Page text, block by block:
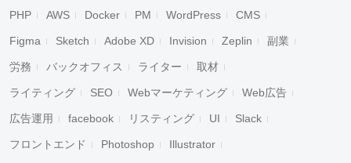
PHP AWS Docker PM WordPress CMS
Figma Sketch Adobe XD Invision Zeplin 副業
労務 バックオフィス ライター 取材
ライティング SEO Webマーケティング Web広告
広告運用 facebook リスティング UI Slack
フロントエンド Photoshop Illustrator